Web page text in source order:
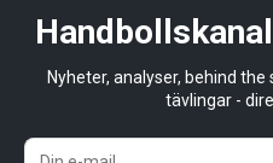
Nyheter, analyser, behind
tävlingar -